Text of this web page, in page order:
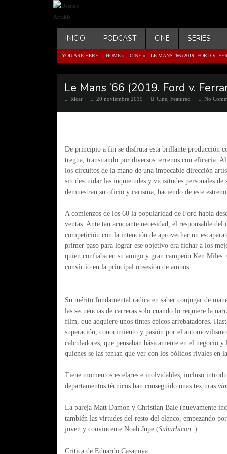
INICIO PODCAST CINE SERIES
YOU ARE HERE : HOME » CINE» LE MANS ’66 (2019. FORD V.
Le Mans ’66 (2019. Ford v.
Ricar 20 noviembre 2019 Cine,Featured No
De principio a fin se disfruta esta brillante producción
tregua, transitando por diversos terrenos con eficacia.
los circuitos de la mano de una impecable dirección
sin descuidar las inquietudes y vicisitudes personales de
demuestran su oficio y carisma, haciendo de este
A comienzos de los 60 la popularidad de Ford había
ventas. Ante tan acuciante necesidad, el responsable
competición con la intención de aprovechar un
primer paso para lograr ese objetivo era fichar a los
quien confiaba en su amigo y gran campeón Ken
convirtió en la principal obsesión de ambos.
Su mérito fundamental radica en saber conjugar de
las secuencias de carreras solo cuando lo requiere la
film, que adquiere unos tintes épicos arrebatadores.
superación, conocimiento y pasión por el
calculadores, que pensaban básicamente en el
quienes se las tenían que ver con los bólidos rivales en
Tiene momentos estelares e inolvidables, incluso
departamentos técnicos han conseguido unas texturas
La pareja Matt Damon y Christian Bale (nuevamente
también las virtudes del resto del elenco, empezando
joven y convincente Noah Jupe (Suburbicon ).
Critica de Eduardo Casanova